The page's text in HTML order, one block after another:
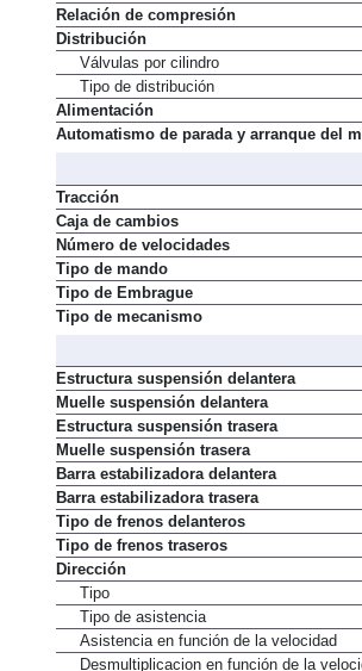
Cilindrada
Relación de compresión
Distribución
Válvulas por cilindro
Tipo de distribución
Alimentación
Tracción
Caja de cambios
Número de velocidades
Tipo de mando
Tipo de Embrague
Estructura suspensión delantera
Muelle suspensión delantera
Estructura suspensión trasera
Muelle suspensión trasera
Barra estabilizadora delantera
Barra estabilizadora trasera
Tipo de frenos delanteros
Tipo de frenos traseros
Dirección
Tipo
Tipo de asistencia
Asistencia en función de la velocidad